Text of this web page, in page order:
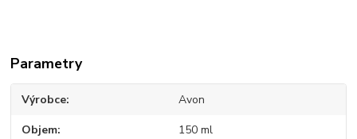
Parametry
Výrobce Avon
Objem 150 ml